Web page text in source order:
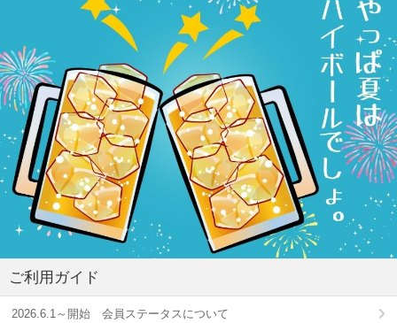
ご利用ガイド
2026.6.1～開始 会員ステータスについて